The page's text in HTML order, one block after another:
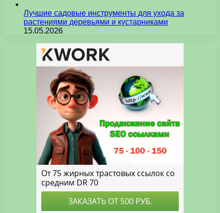
Лучшие садовые инструменты для ухода за
растениями деревьями и кустарниками
15.05.2026